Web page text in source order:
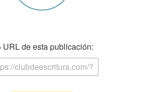
URL de esta publicación: